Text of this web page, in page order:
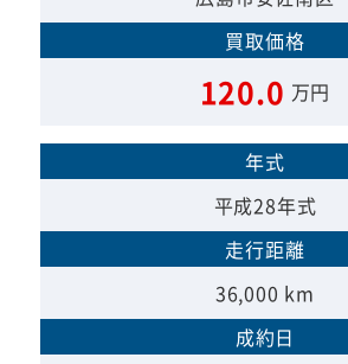
買取価格
120.0 万円
年式
平成28年式
走行距離
36,000 km
成約日